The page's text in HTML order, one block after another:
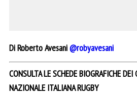
Di Roberto Avesani@robyavesani
CONSULTA LE SCHEDE BIOGRAFICHE DEI
NAZIONALE ITALIANA RUGBY